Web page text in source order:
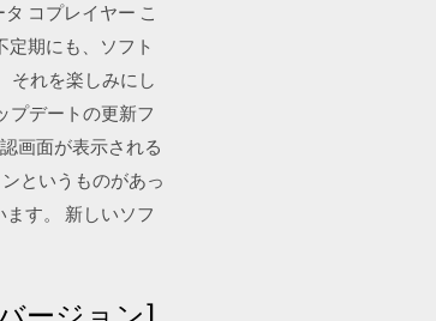
コプレイヤー こ
定期にも、ソフト
それを楽しみにし
プデートの更新フ
画面が表示される
というものがあっ
す。 新しいソフ
ージョン]